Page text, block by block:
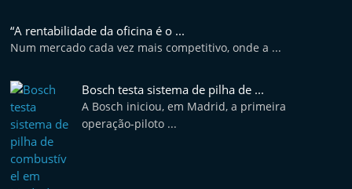
“A rentabilidade da oficina é o ...
Num mercado cada vez mais competitivo, onde a ...
Bosch testa sistema de pilha de ...
A Bosch iniciou, em Madrid, a primeira
operação-piloto ...